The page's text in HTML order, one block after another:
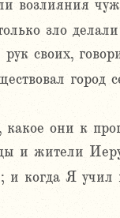
возлияния
зло
своих,
город
они к
и жители
когда Я учил